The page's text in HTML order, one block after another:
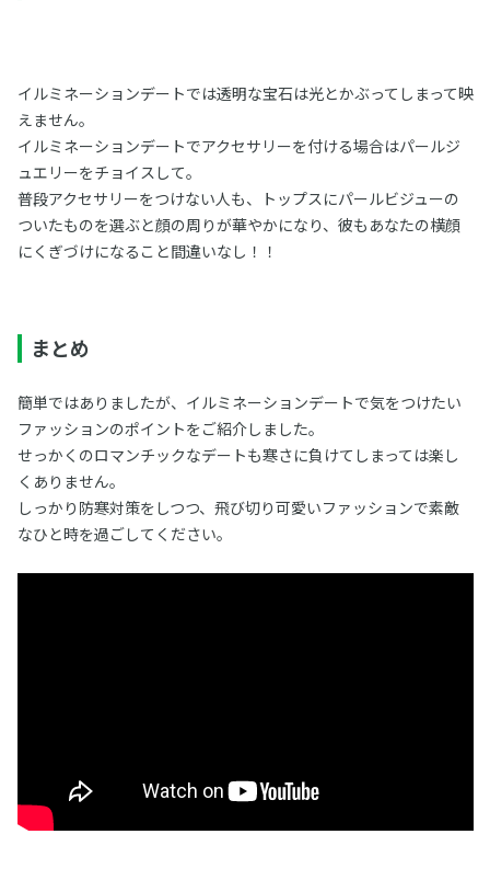
イルミネーションデートでは透明な宝石は光とかぶってしまって映
えません。
イルミネーションデートでアクセサリーを付ける場合はパールジ
ュエリーをチョイスして。
普段アクセサリーをつけない人も、トップスにパールビジューの
ついたものを選ぶと顔の周りが華やかになり、彼もあなたの横顔
にくぎづけになること間違いなし！！
まとめ
簡単ではありましたが、イルミネーションデートで気をつけたい
ファッションのポイントをご紹介しました。
せっかくのロマンチックなデートも寒さに負けてしまっては楽し
くありません。
しっかり防寒対策をしつつ、飛び切り可愛いファッションで素敵
なひと時を過ごしてください。